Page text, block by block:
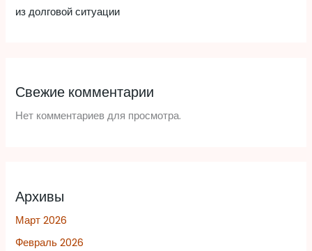
из долговой ситуации
Свежие комментарии
Нет комментариев для просмотра.
Архивы
Март 2026
Февраль 2026